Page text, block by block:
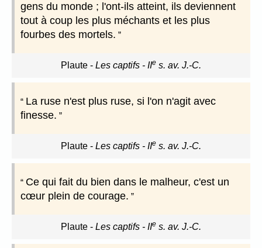
gens du monde ; l'ont-ils atteint, ils deviennent
tout à coup les plus méchants et les plus
fourbes des mortels.
Plaute - Les captifs - IIe s. av. J.-C.
La ruse n'est plus ruse, si l'on n'agit avec
finesse.
Plaute - Les captifs - IIe s. av. J.-C.
Ce qui fait du bien dans le malheur, c'est un
cœur plein de courage.
Plaute - Les captifs - IIe s. av. J.-C.